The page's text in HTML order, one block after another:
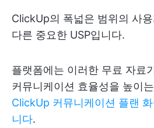
ClickUp의 폭넓은 범위의 사
다른 중요한 USP입니다.
플랫폼에는 이러한 무료 자료
커뮤니케이션 효율성을 높이
ClickUp 커뮤니케이션 플랜
니다.